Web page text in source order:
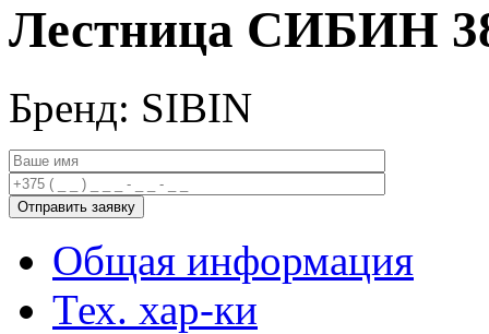
Лестница СИБИН
Бренд: SIBIN
Общая информация
Тех. хар-ки